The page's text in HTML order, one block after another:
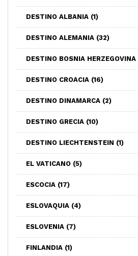
DESTINO ALBANIA (1)
DESTINO ALEMANIA (32)
DESTINO BOSNIA HERZEGOVINA
DESTINO CROACIA (16)
DESTINO DINAMARCA (2)
DESTINO GRECIA (10)
DESTINO LIECHTENSTEIN (1)
EL VATICANO (5)
ESCOCIA (17)
ESLOVAQUIA (4)
ESLOVENIA (7)
FINLANDIA (1)